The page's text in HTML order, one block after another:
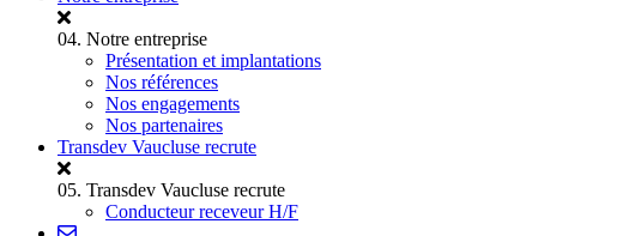
04. Notre entreprise
Présentation et implantations
Nos références
Nos engagements
Nos partenaires
Transdev Vaucluse recrute
05. Transdev Vaucluse recrute
Conducteur receveur H/F